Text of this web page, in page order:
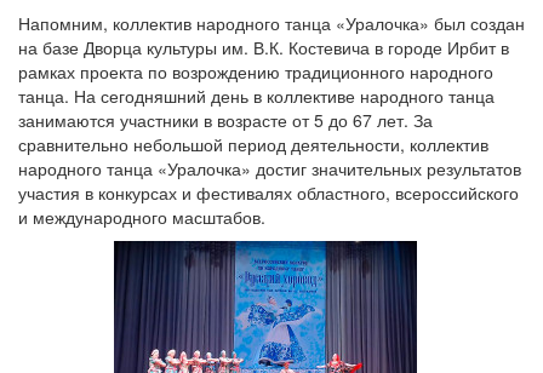
Напомним, коллектив народного танца «Уралочка» был создан
на базе Дворца культуры им. В.К. Костевича в городе Ирбит в
рамках проекта по возрождению традиционного народного
танца. На сегодняшний день в коллективе народного танца
занимаются участники в возрасте от 5 до 67 лет. За
сравнительно небольшой период деятельности, коллектив
народного танца «Уралочка» достиг значительных результатов
участия в конкурсах и фестивалях областного, всероссийского
и международного масштабов.